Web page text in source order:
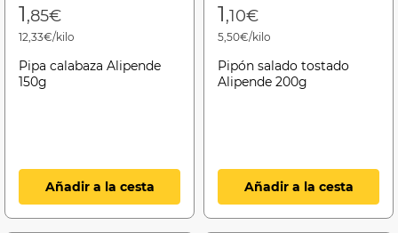
1,85€
12,33€/kilo
Pipa calabaza Alipende
150g
Añadir a la cesta
1,10€
5,50€/kilo
Pipón salado tostado
Alipende 200g
Añadir a la cesta